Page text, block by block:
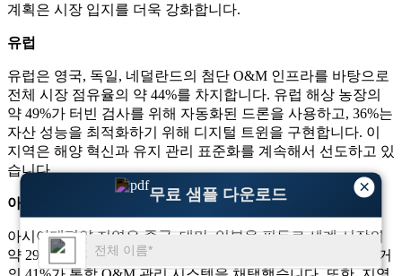
×
무료 샘플 다운로드
계획은 시장 입지를 더욱 강화합니다.
유럽
유럽은 영국, 독일, 네덜란드의 첨단 O&M 인프라를 바탕으로
전체 시장 점유율의 약 44%를 차지합니다. 유럽 ​​해상 농장의
약 49%가 터빈 검사를 위해 자동화된 드론을 사용하고, 36%는
자산 성능을 최적화하기 위해 디지털 트윈을 구현합니다. 이
지역은 해양 혁신과 유지 관리 표준화를 계속해서 선도하고 있
습니다.
아시아태평양
아시아태평양 지역은 중국, 대만, 일본을 필두로 세계 시장의
약 29%를 차지하고 있다. 이 지역의 신규 해상 풍력 설비 중 거